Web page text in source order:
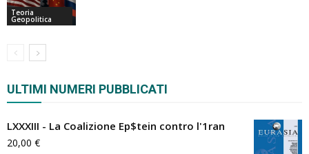
Teoria
Geopolitica
ULTIMI NUMERI PUBBLICATI
LXXXIII - La Coalizione Ep$tein contro l'1ran
20,00 €